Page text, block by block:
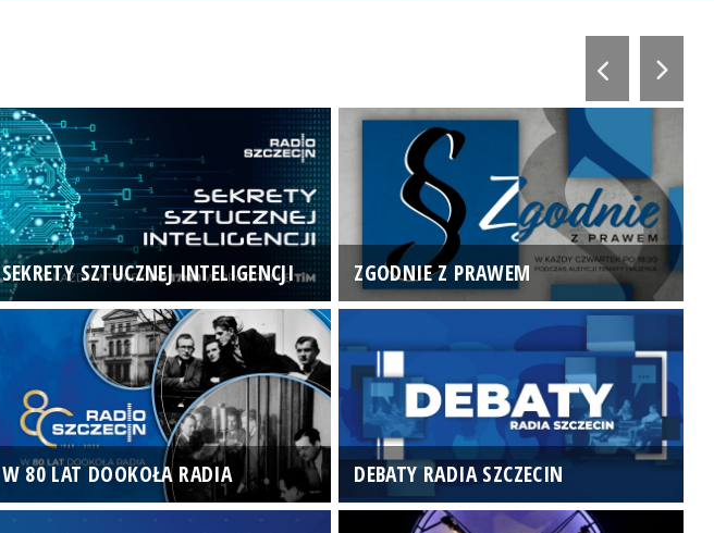
SEKRETY SZTUCZNEJ INTELIGENCJI ZGODNIE Z PRAWEM
W 80 LAT DOOKOŁA RADIA DEBATY RADIA SZCZECIN